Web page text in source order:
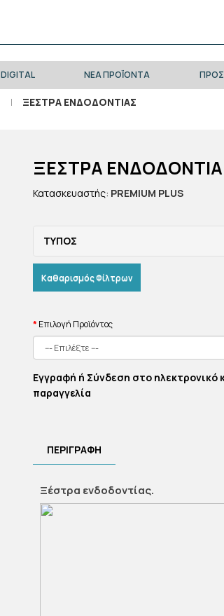
DIGITAL ΝΈΑ ΠΡΟΪΌΝΤΑ
ΞΕΣΤΡΑ ΕΝΔΟΔΟΝΤΙΑΣ
ΞΕΣΤΡΑ
Κατασκευαστής: PREMIUM PLUS
ΤΥΠΟΣ
Καθαρισμός Φίλτρων
Επιλογή Προϊόντος
Εγγραφή ή Σύνδεση στο ηλεκτρονικό
παραγγελία
ΠΕΡΙΓΡΑΦΉ
Ξέστρα ενδοδοντίας.